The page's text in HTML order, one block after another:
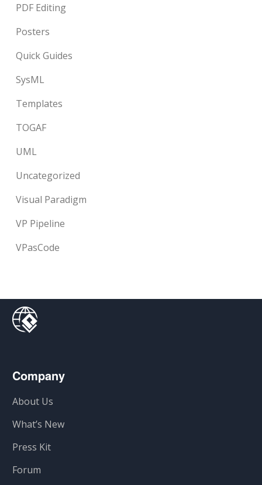
PDF Editing
Posters
Quick Guides
SysML
Templates
TOGAF
UML
Uncategorized
Visual Paradigm
VP Pipeline
VPasCode
Company
About Us
What’s New
Press Kit
Forum